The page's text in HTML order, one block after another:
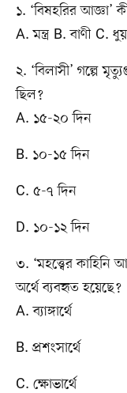
১. ‘বিষহরির আজ্ঞা’
A. মন্ত্র B. বাণী C.
২. ‘বিলাসী’ গল্পে
ছিল?
A. ১৫-২০ দিন
B. ১০-১৫ দিন
C. ৫-৭ দিন
D. ১০-১২ দিন
৩. ‘মহত্ত্বের
অর্থে ব্যবহৃত হয়েছে?
A. ব্যাঙ্গার্থে
B. প্রশংসার্থে
C. ক্ষোভার্থে